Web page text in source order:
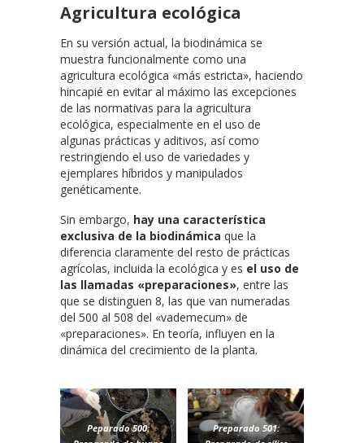
Agricultura ecológica
En su versión actual, la biodinámica se
muestra funcionalmente como una
agricultura ecológica «más estricta», haciendo
hincapié en evitar al máximo las excepciones
de las normativas para la agricultura
ecológica, especialmente en el uso de
algunas prácticas y aditivos, así como
restringiendo el uso de variedades y
ejemplares híbridos y manipulados
genéticamente.
Sin embargo, hay una característica
exclusiva de la biodinámica que la
diferencia claramente del resto de prácticas
agrícolas, incluida la ecológica y es el uso de
las llamadas «preparaciones», entre las
que se distinguen 8, las que van numeradas
del 500 al 508 del «vademecum» de
«preparaciones». En teoría, influyen en la
dinámica del crecimiento de la planta.
Peparado 500:
Preparado 501: